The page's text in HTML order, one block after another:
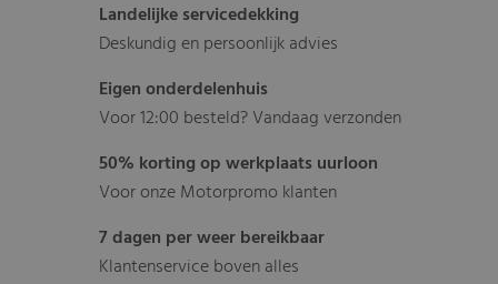
Landelijke servicedekking
Deskundig en persoonlijk advies
Eigen onderdelenhuis
Voor 12:00 besteld? Vandaag verzonden
50% korting op werkplaats uurloon
Voor onze Motorpromo klanten
7 dagen per weer bereikbaar
Klantenservice boven alles